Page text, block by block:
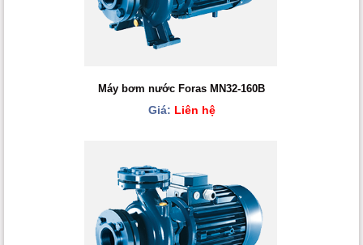
Máy bơm nước Foras MN32-160B
Giá: Liên hệ